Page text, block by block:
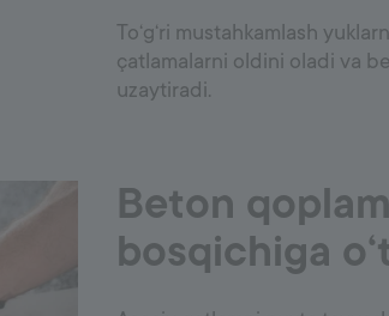
To‘g‘ri mustahkamlash
çatlamalarni oldini oladi va
uzaytiradi.
Beton
bosqichiga